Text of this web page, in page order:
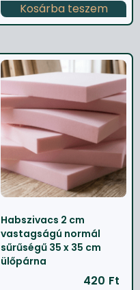
Kosárba teszem
Habszivacs 2 cm
vastagságú normál
sűrűségű 35 x 35 cm
ülőpárna
420 Ft